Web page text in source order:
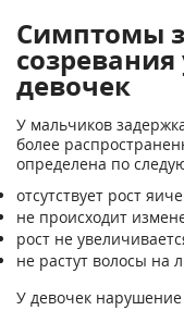
Симптомы
девочек
У мальчиков
более
определена по
отсутствует рост
не происходит
рост не
не растут волосы
У девочек